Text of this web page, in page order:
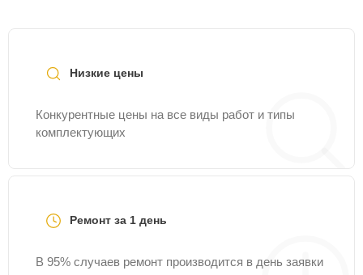
Низкие цены
Конкурентные цены на все виды работ и типы
комплектующих
Ремонт за 1 день
В 95% случаев ремонт производится в день заявки